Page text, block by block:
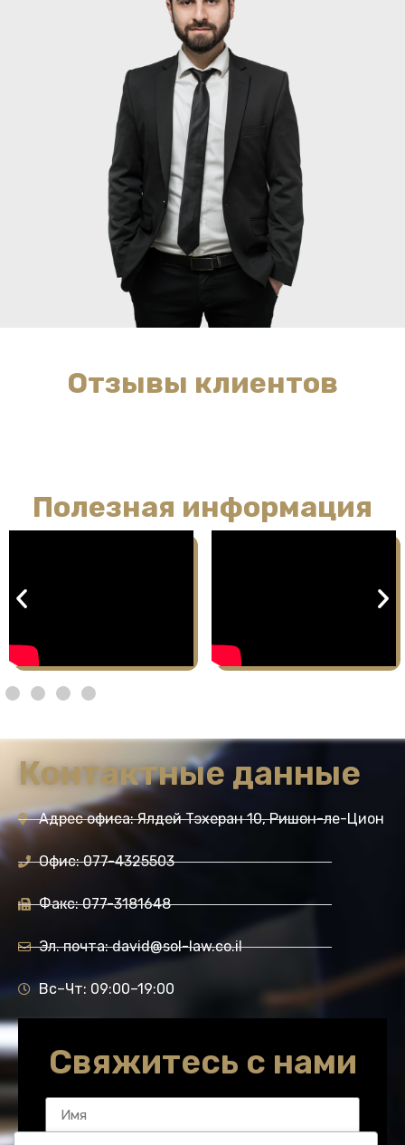
Отзывы клиентов
Полезная информация
Контактные данные
Адрес офиса: Ялдей Тэхеран 10, Ришон-ле-Цион
Офис: 077-4325503
Факс: 077-3181648
Эл. почта: david@sol-law.co.il
Вс–Чт: 09:00–19:00
Свяжитесь с нами